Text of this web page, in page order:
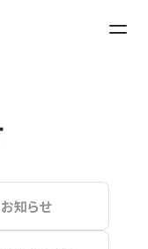
お知らせ